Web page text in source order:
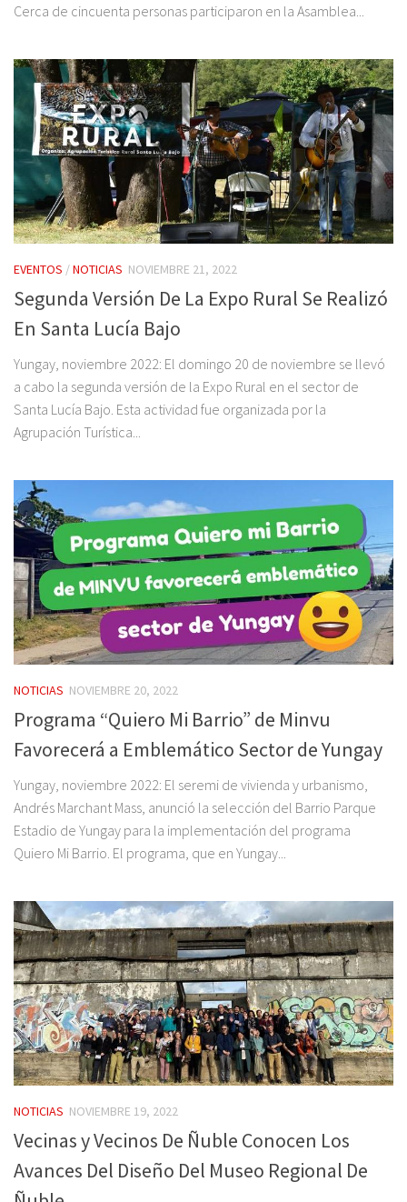
Cerca de cincuenta personas participaron en la Asamblea...
EVENTOS /NOTICIAS NOVIEMBRE 21, 2022
Segunda Versión De La Expo Rural Se Realizó
En Santa Lucía Bajo
Yungay, noviembre 2022: El domingo 20 de noviembre se llevó
a cabo la segunda versión de la Expo Rural en el sector de
Santa Lucía Bajo. Esta actividad fue organizada por la
Agrupación Turística...
NOTICIAS NOVIEMBRE 20, 2022
Programa “Quiero Mi Barrio” de Minvu
Favorecerá a Emblemático Sector de Yungay
Yungay, noviembre 2022: El seremi de vivienda y urbanismo,
Andrés Marchant Mass, anunció la selección del Barrio Parque
Estadio de Yungay para la implementación del programa
Quiero Mi Barrio. El programa, que en Yungay...
NOTICIAS NOVIEMBRE 19, 2022
Vecinas y Vecinos De Ñuble Conocen Los
Avances Del Diseño Del Museo Regional De